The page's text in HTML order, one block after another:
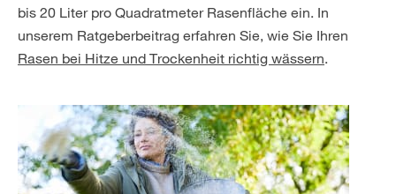
bis 20 Liter pro Quadratmeter Rasenfläche ein. In
unserem Ratgeberbeitrag erfahren Sie, wie Sie Ihren
Rasen bei Hitze und Trockenheit richtig wässern.